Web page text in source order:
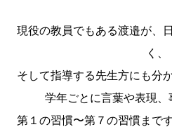
現役の教員でもある渡邉が、
く、
そして指導する先生方にも分
学年ごとに言葉や表現、
第１の習慣〜第７の習慣まで